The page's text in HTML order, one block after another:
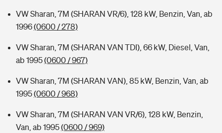
Sie haben Fragen?
Zur Übersicht
Kinderunfall-Check: Mehr Sicherheit für deine Kids
Typklassen: So ist Ihr Auto eingestuft
VW Sharan, 7M (SHARAN VR/6), 128 kW, Benzin, Van, ab
1996(0600 / 278)
VW Sharan, 7M (SHARAN VAN TDI), 66 kW, Diesel, Van,
ab 1995(0600 / 967)
VW Sharan, 7M (SHARAN VAN), 85 kW, Benzin, Van, ab
1995(0600 / 968)
VW Sharan, 7M (SHARAN VAN VR/6), 128 kW, Benzin,
Van, ab 1995(0600 / 969)